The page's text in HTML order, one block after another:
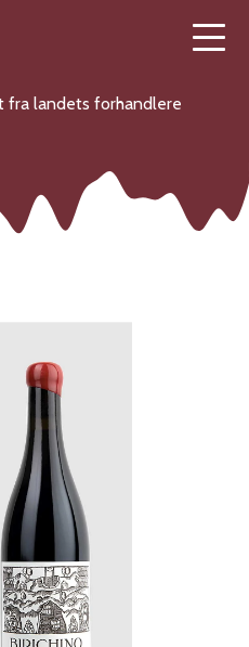
landets forhandlere